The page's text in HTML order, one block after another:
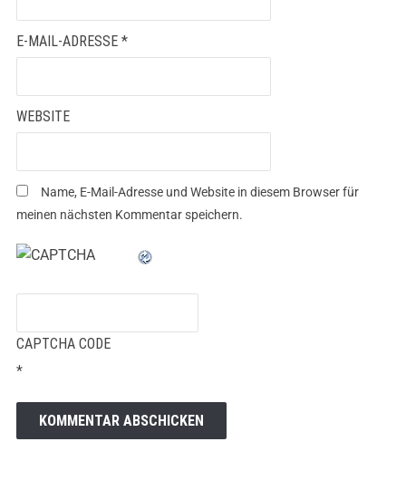
E-MAIL-ADRESSE *
WEBSITE
Name, E-Mail-Adresse und Website in diesem Browser für
meinen nächsten Kommentar speichern.
CAPTCHA CODE
*